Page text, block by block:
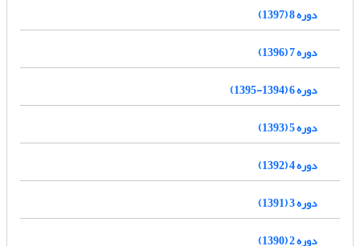
دوره 8 (1397)
دوره 7 (1396)
دوره 6 (1394-1395)
دوره 5 (1393)
دوره 4 (1392)
دوره 3 (1391)
دوره 2 (1390)